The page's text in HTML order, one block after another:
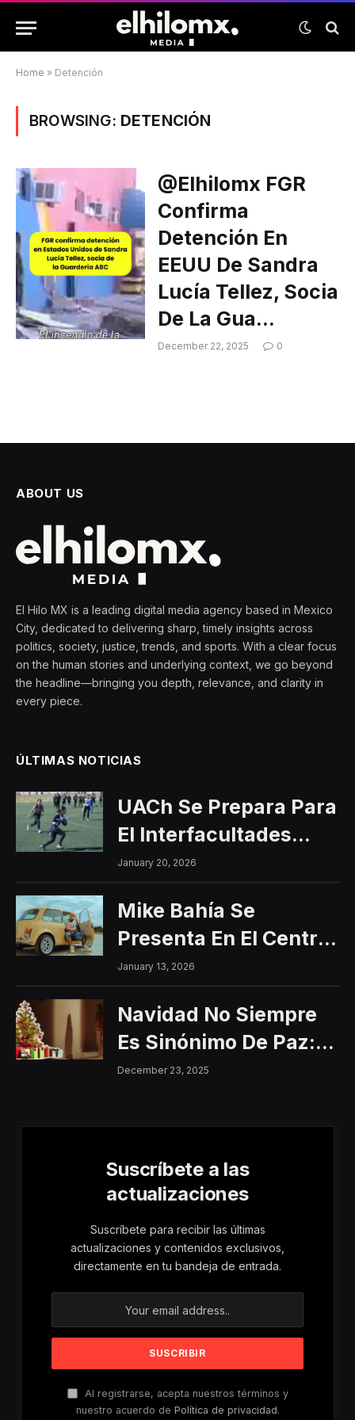
Home » Detención
BROWSING: DETENCIÓN
@elhilomx FGR
Confirma
Detención En
EEUU De Sandra
Lucía Tellez, Socia
De La Gua…
December 22, 2025 0
ABOUT US
El Hilo MX is a leading digital media agency based in Mexico
City, dedicated to delivering sharp, timely insights across
politics, society, justice, trends, and sports. With a clear focus
on the human stories and underlying context, we go beyond
the headline—bringing you depth, relevance, and clarity in
every piece.
ÚLTIMAS NOTICIAS
UACh Se Prepara Para
El Interfacultades
2026
January 20, 2026
Mike Bahía Se
Presenta En El Centro
Histórico Con Un
Concierto Gratuito
January 13, 2026
Navidad No Siempre
Es Sinónimo De Paz:
Aumentan Los
Para Mujeres Y Niñas
December 23, 2025
Suscríbete a las
actualizaciones
Suscríbete para recibir las últimas
actualizaciones y contenidos exclusivos,
directamente en tu bandeja de entrada.
Al registrarse, acepta nuestros términos y
nuestro acuerdo de Política de privacidad.